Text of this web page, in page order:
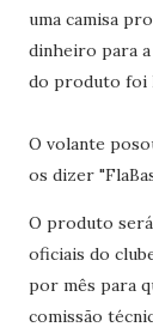
uma camisa
dinheiro para
do produto foi
O volante
os dizer
O produto
oficiais do
por mês para
comissão